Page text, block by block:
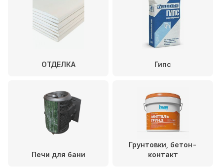
ОТДЕЛКА Гипс
Печи для бани
Грунтовки, бетон-
контакт